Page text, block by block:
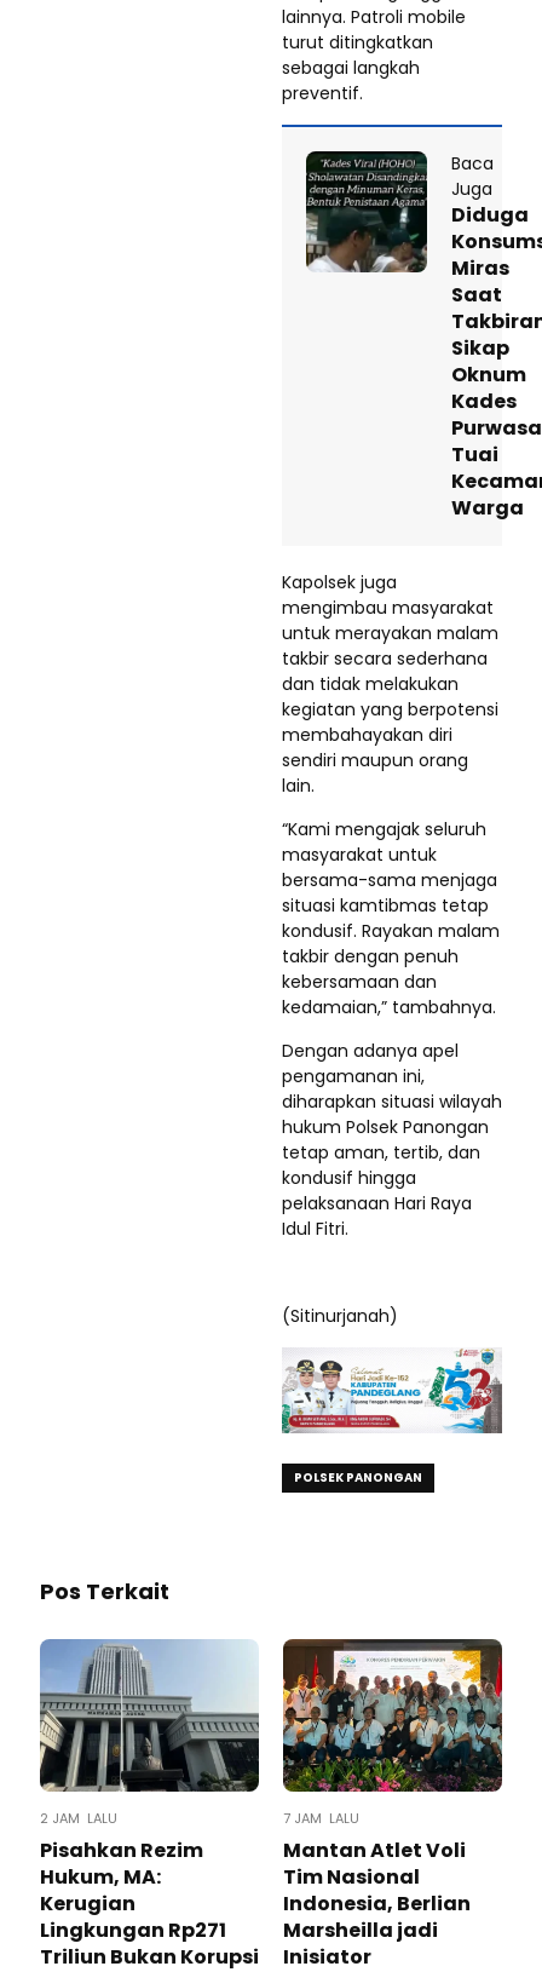
lainnya. Patroli mobile
turut ditingkatkan
sebagai langkah
preventif.
Baca
Juga
Diduga
Miras
Saat
Sikap
Oknum
Kades
Tuai
Warga
Kapolsek juga
mengimbau masyarakat
untuk merayakan malam
takbir secara sederhana
dan tidak melakukan
kegiatan yang berpotensi
membahayakan diri
sendiri maupun orang
lain.
“Kami mengajak seluruh
masyarakat untuk
bersama-sama menjaga
situasi kamtibmas tetap
kondusif. Rayakan malam
takbir dengan penuh
kebersamaan dan
kedamaian,” tambahnya.
Dengan adanya apel
pengamanan ini,
diharapkan situasi wilayah
hukum Polsek Panongan
tetap aman, tertib, dan
kondusif hingga
pelaksanaan Hari Raya
Idul Fitri.
(Sitinurjanah)
POLSEK PANONGAN
Pos Terkait
2 JAM LALU
Pisahkan Rezim
Hukum, MA:
Kerugian
Lingkungan Rp271
Triliun Bukan Korupsi
7 JAM LALU
Mantan Atlet Voli
Tim Nasional
Indonesia, Berlian
Marsheilla jadi
Inisiator